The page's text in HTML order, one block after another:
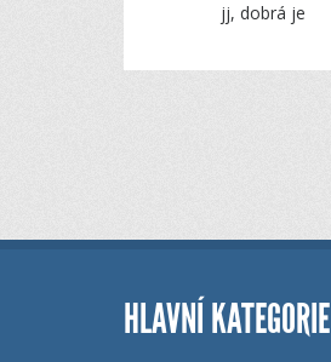
jj, dobrá je
HLAVNÍ KATEGORIE